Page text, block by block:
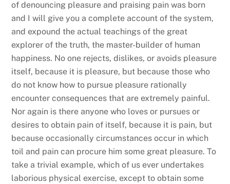
of denouncing pleasure and praising pain was born
and I will give you a complete account of the system,
and expound the actual teachings of the great
explorer of the truth, the master-builder of human
happiness. No one rejects, dislikes, or avoids pleasure
itself, because it is pleasure, but because those who
do not know how to pursue pleasure rationally
encounter consequences that are extremely painful.
Nor again is there anyone who loves or pursues or
desires to obtain pain of itself, because it is pain, but
because occasionally circumstances occur in which
toil and pain can procure him some great pleasure. To
take a trivial example, which of us ever undertakes
laborious physical exercise, except to obtain some